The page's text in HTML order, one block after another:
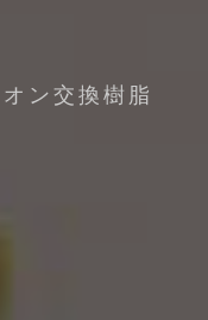
ン交換樹脂